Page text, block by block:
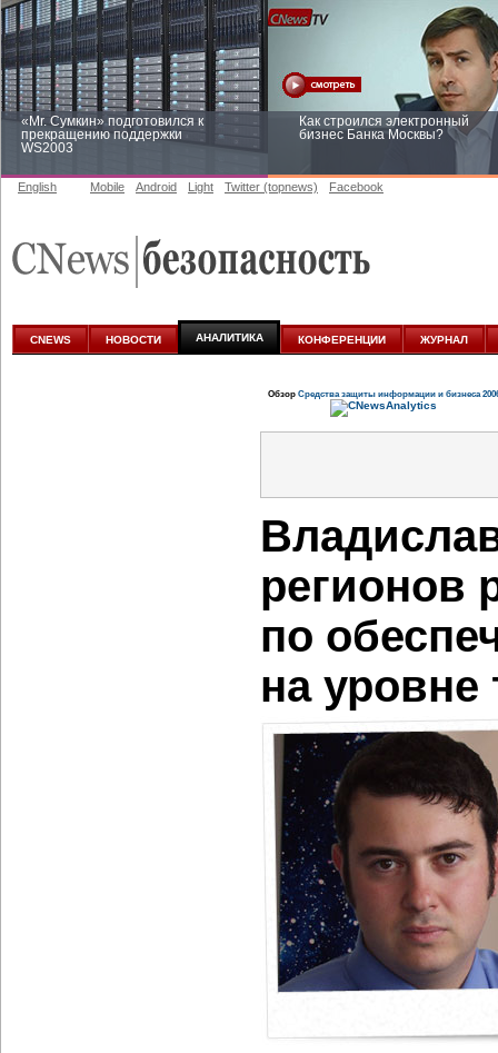
«Mr. Сумкин» подготовился к
прекращению поддержки
WS2003
Как строился электронный
бизнес Банка Москвы?
аналитике
English Mobile Android Light Twitter (topnews) Facebook
CNEWS НОВОСТИ АНАЛИТИКА КОНФЕРЕНЦИИ ЖУРНАЛ
Обзор Средства защиты информации и бизнеса
регионов
по
на уровне